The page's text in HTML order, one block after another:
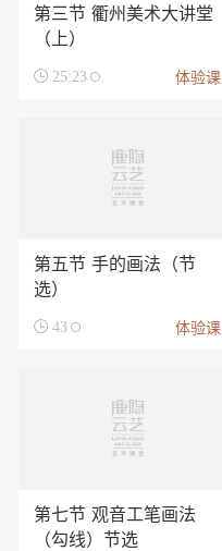
第三节 衢州美术大讲堂
（上）
 25:23 体验课
第五节 手的画法（节
选）
 43 体验课
第七节 观音工笔画法
（勾线）节选